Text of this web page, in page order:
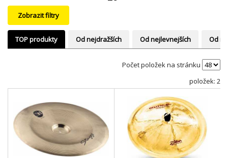
Zobrazit filtry
TOP produkty Od nejdražších Od nejlevnejších Od
Počet položek na stránku
položek: 2